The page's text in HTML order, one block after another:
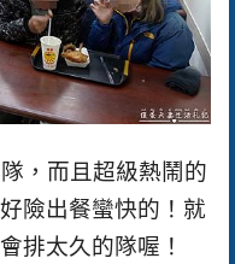
，而且超級熱鬧的
險出餐蠻快的！就
排太久的隊喔！